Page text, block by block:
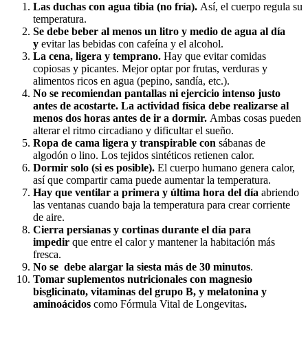
Las duchas con agua tibia (no fría). Así, el cuerpo regula su
temperatura.
Se debe beber al menos un litro y medio de agua al día
y evitar las bebidas con cafeína y el alcohol.
La cena, ligera y temprano. Hay que evitar comidas
copiosas y picantes. Mejor optar por frutas, verduras y
alimentos ricos en agua (pepino, sandía, etc.).
No se recomiendan pantallas ni ejercicio intenso justo
antes de acostarte. La actividad física debe realizarse al
menos dos horas antes de ir a dormir. Ambas cosas pueden
alterar el ritmo circadiano y dificultar el sueño.
Ropa de cama ligera y transpirable con sábanas de
algodón o lino. Los tejidos sintéticos retienen calor.
Dormir solo (si es posible). El cuerpo humano genera calor,
así que compartir cama puede aumentar la temperatura.
Hay que ventilar a primera y última hora del día abriendo
las ventanas cuando baja la temperatura para crear corriente
de aire.
Cierra persianas y cortinas durante el día para
impedir que entre el calor y mantener la habitación más
fresca.
No se debe alargar la siesta más de 30 minutos.
Tomar suplementos nutricionales con magnesio
bisglicinato, vitaminas del grupo B, y melatonina y
aminoácidos como Fórmula Vital de Longevitas.